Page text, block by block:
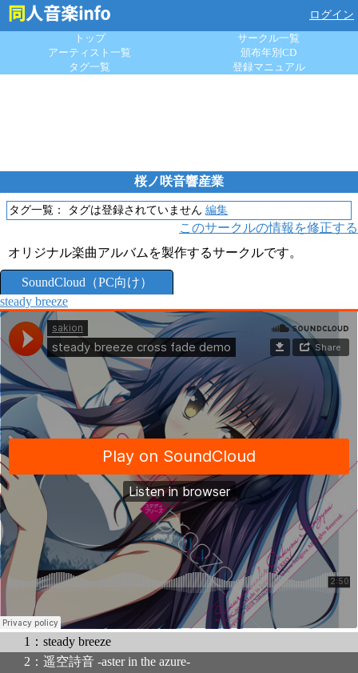
ログイン
トップ
サークル一覧
アーティスト一覧
頒布年別CD
タグ一覧
登録マニュアル
桜ノ咲音響産業
タグ一覧： タグは登録されていません 編集
このサークルの情報を修正する
オリジナル楽曲アルバムを製作するサークルです。
SoundCloud（PC向け）
steady breeze
1：steady breeze
2：遥空詩音 -aster in the azure-